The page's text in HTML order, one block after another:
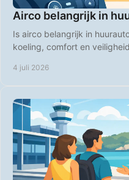
Airco belangrijk in
Is airco belangrijk in
koeling, comfort en
4 juli 2026